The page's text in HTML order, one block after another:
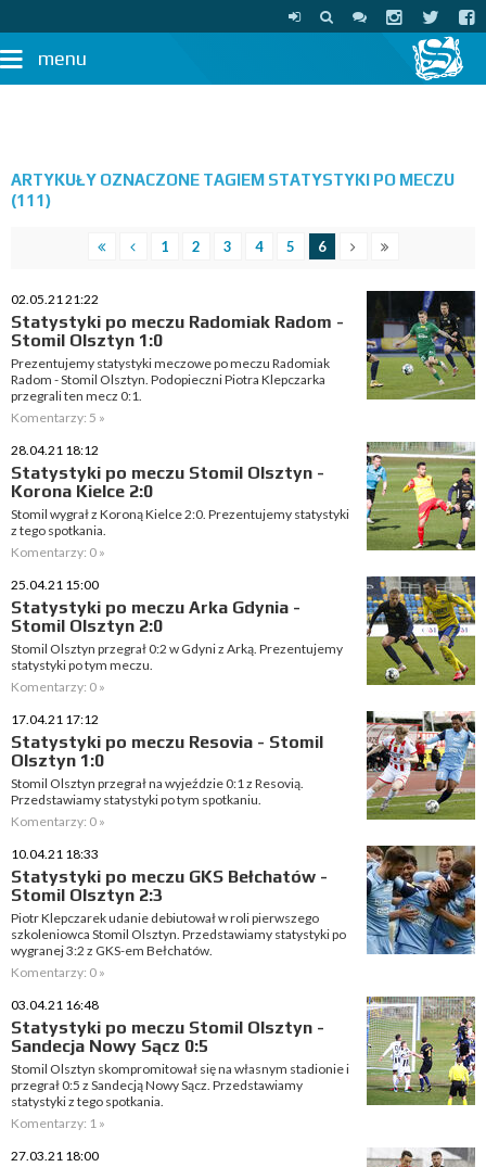
menu
ARTYKUŁY OZNACZONE TAGIEM STATYSTYKI PO MECZU
(111)
1 2 3 4 5 6
02.05.21 21:22
Statystyki po meczu Radomiak Radom -
Stomil Olsztyn 1:0
Prezentujemy statystyki meczowe po meczu Radomiak
Radom - Stomil Olsztyn. Podopieczni Piotra Klepczarka
przegrali ten mecz 0:1.
Komentarzy: 5 »
28.04.21 18:12
Statystyki po meczu Stomil Olsztyn -
Korona Kielce 2:0
Stomil wygrał z Koroną Kielce 2:0. Prezentujemy statystyki
z tego spotkania.
Komentarzy: 0 »
25.04.21 15:00
Statystyki po meczu Arka Gdynia -
Stomil Olsztyn 2:0
Stomil Olsztyn przegrał 0:2 w Gdyni z Arką. Prezentujemy
statystyki po tym meczu.
Komentarzy: 0 »
17.04.21 17:12
Statystyki po meczu Resovia - Stomil
Olsztyn 1:0
Stomil Olsztyn przegrał na wyjeździe 0:1 z Resovią.
Przedstawiamy statystyki po tym spotkaniu.
Komentarzy: 0 »
10.04.21 18:33
Statystyki po meczu GKS Bełchatów -
Stomil Olsztyn 2:3
Piotr Klepczarek udanie debiutował w roli pierwszego
szkoleniowca Stomil Olsztyn. Przedstawiamy statystyki po
wygranej 3:2 z GKS-em Bełchatów.
Komentarzy: 0 »
03.04.21 16:48
Statystyki po meczu Stomil Olsztyn -
Sandecja Nowy Sącz 0:5
Stomil Olsztyn skompromitował się na własnym stadionie i
przegrał 0:5 z Sandecją Nowy Sącz. Przedstawiamy
statystyki z tego spotkania.
Komentarzy: 1 »
27.03.21 18:00